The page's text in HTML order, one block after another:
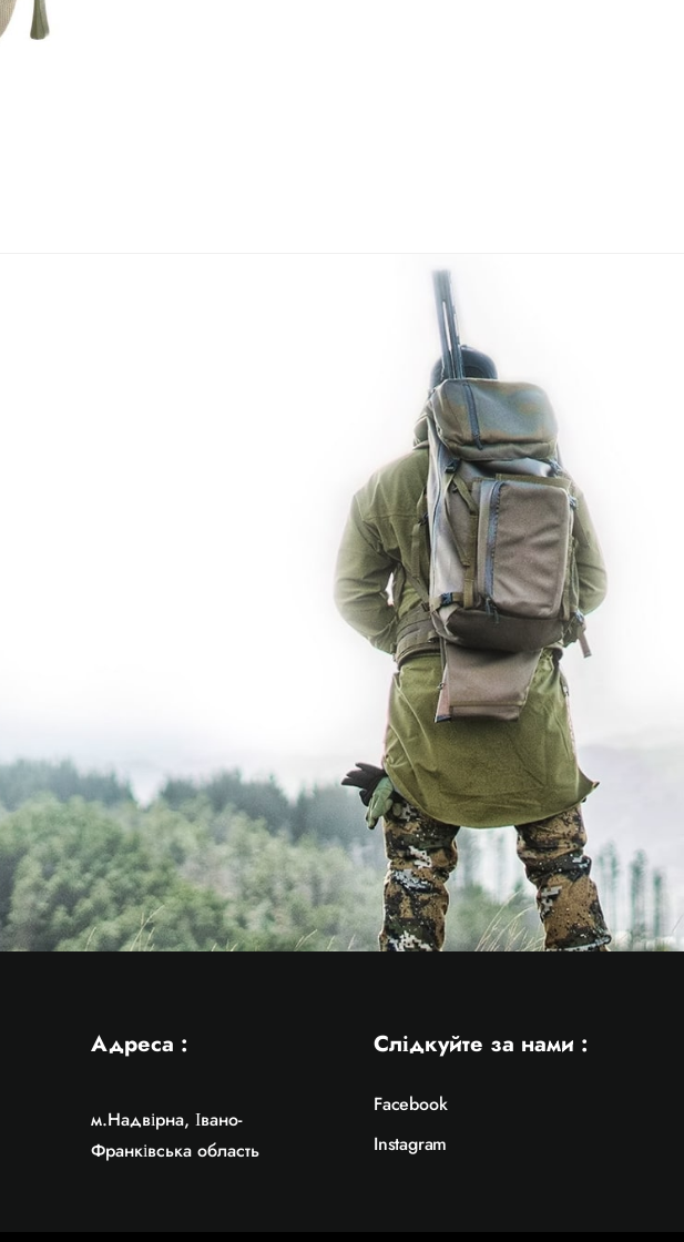
Адреса :
м.Надвірна, Івано-
Франківська область
Слідкуйте за нами :
Facebook
Instagram